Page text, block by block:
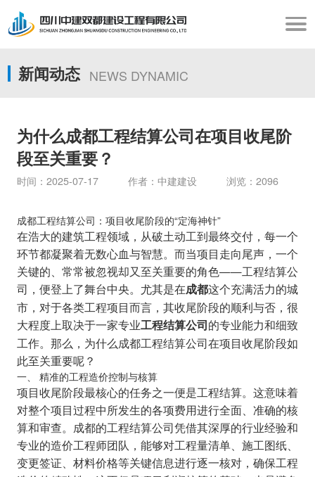
新闻动态 NEWS DYNAMIC
为什么成都工程结算公司在项目收尾阶
段至关重要？
时间：2025-07-17 作者：中建建设 浏览：2096
成都工程结算公司：项目收尾阶段的“定海神针”
在浩大的建筑工程领域，从破土动工到最终交付，每一个
环节都凝聚着无数心血与智慧。而当项目走向尾声，一个
关键的、常常被忽视却又至关重要的角色——工程结算公
司，便登上了舞台中央。尤其是在成都这个充满活力的城
市，对于各类工程项目而言，其收尾阶段的顺利与否，很
大程度上取决于一家专业工程结算公司的专业能力和细致
工作。那么，为什么成都工程结算公司在项目收尾阶段如
此至关重要呢？
一、 精准的工程造价控制与核算
项目收尾阶段最核心的任务之一便是工程结算。这意味着
对整个项目过程中所发生的各项费用进行全面、准确的核
算和审查。成都的工程结算公司凭借其深厚的行业经验和
专业的造价工程师团队，能够对工程量清单、施工图纸、
变更签证、材料价格等关键信息进行逐一核对，确保工程